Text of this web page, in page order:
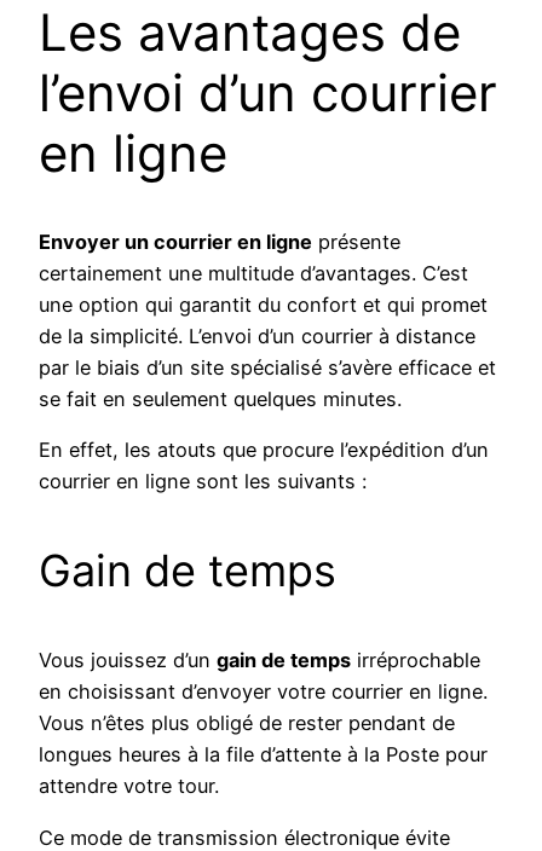
Les avantages de
l’envoi d’un courrier
en ligne
Envoyer un courrier en ligne présente
certainement une multitude d’avantages. C’est
une option qui garantit du confort et qui promet
de la simplicité. L’envoi d’un courrier à distance
par le biais d’un site spécialisé s’avère efficace et
se fait en seulement quelques minutes.
En effet, les atouts que procure l’expédition d’un
courrier en ligne sont les suivants :
Gain de temps
Vous jouissez d’un gain de temps irréprochable
en choisissant d’envoyer votre courrier en ligne.
Vous n’êtes plus obligé de rester pendant de
longues heures à la file d’attente à la Poste pour
attendre votre tour.
Ce mode de transmission électronique évite